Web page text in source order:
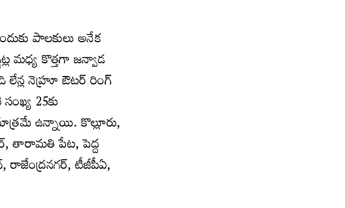
పాలకులు అనేక
మధ్య కొత్తగా జన్వాడ
నెహ్రూ ఔటర్ రింగ్
25కు
ఉన్నాయి. కొల్లూరు,
తారామతి పేట, పెద్ద
రాజేంద్రనగర్, టీజీపీఏ,